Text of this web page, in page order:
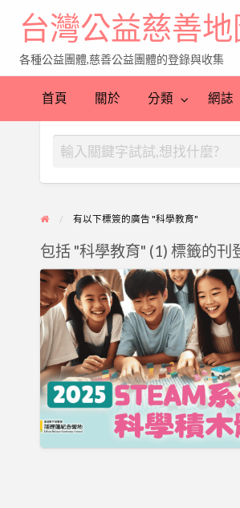
台灣公益慈善地
各種公益團體,慈善公益團體的登錄與收集
首頁 關於 分類 網誌
有以下標簽的廣告 "科學教育"
包括 "科學教育" (1) 標籤的刊
2025
STEAM
系
列
科
學
積
木
體